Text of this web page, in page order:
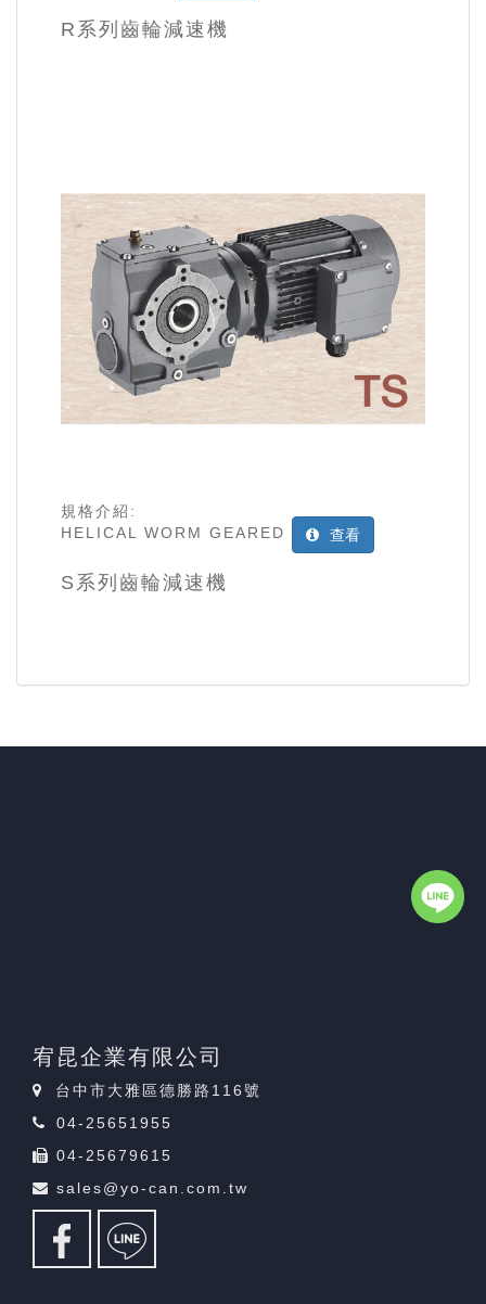
R系列齒輪減速機
規格介紹:
HELICAL WORM GEARED
查看
S系列齒輪減速機
宥昆企業有限公司
台中市大雅區德勝路116號
04-25651955
04-25679615
sales@yo-can.com.tw